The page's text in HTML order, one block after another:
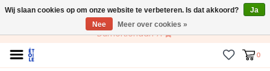
NL
Dumortierlaan 71
0
Wij slaan cookies op om onze website te verbeteren. Is dat akkoord?
Ja
Nee
Meer over cookies »